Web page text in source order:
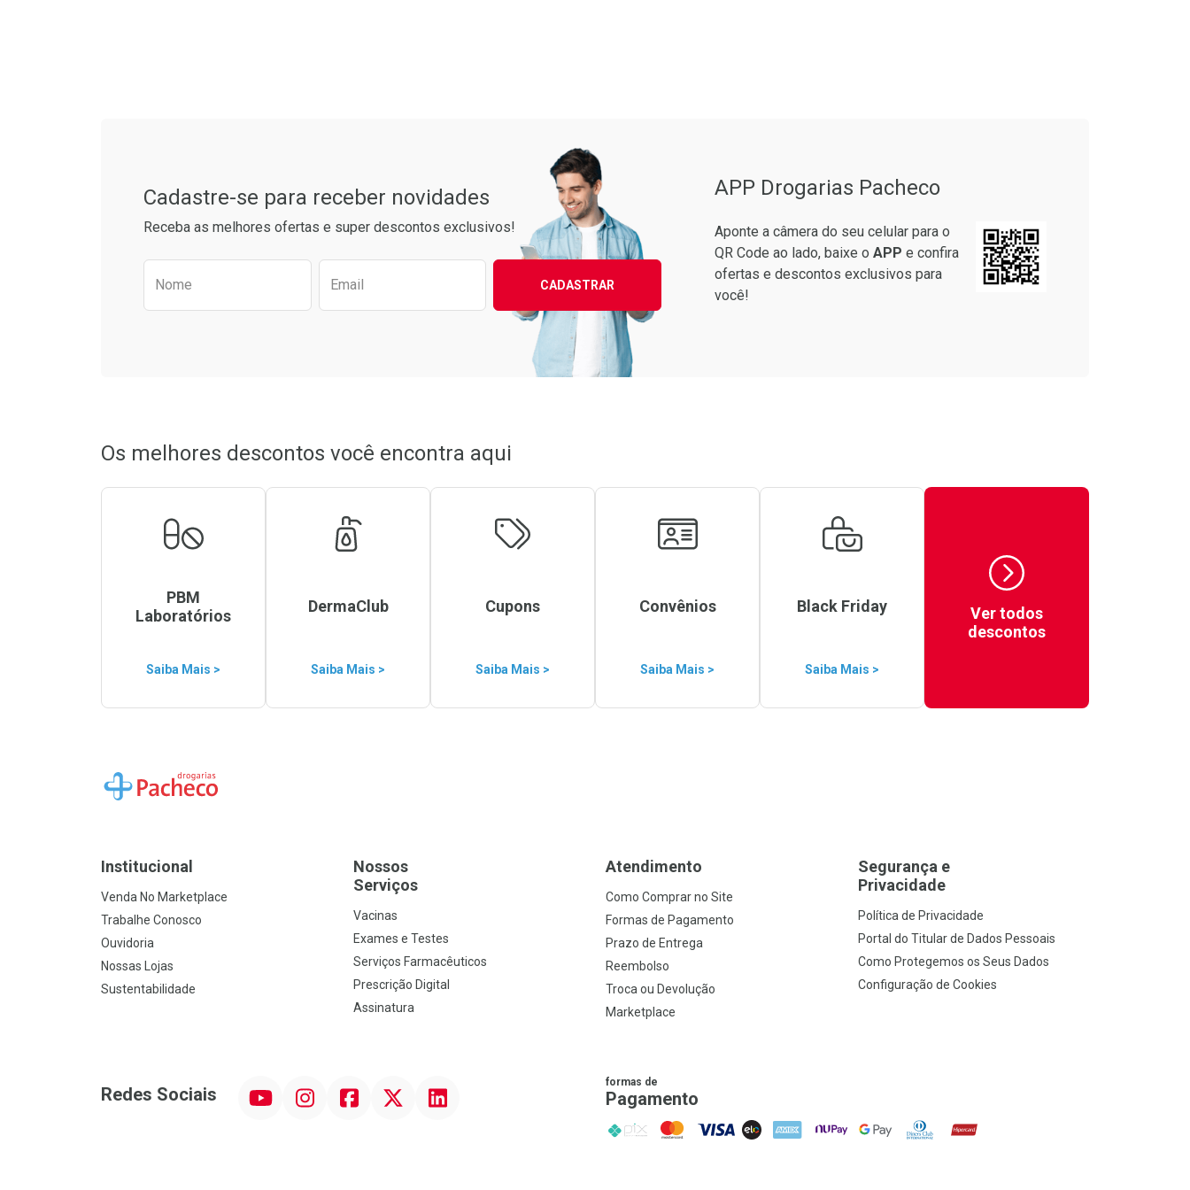
Ver Desconto Convênio
Cadastre-se para receber novidades
Receba as melhores ofertas e super descontos exclusivos!
Preencha o formulário abaixo para receber as melhores ofertas:
Nome Email CADASTRAR
APP Drogarias Pacheco
Aponte a câmera do seu celular para o
QR Code ao lado, baixe o APP e confira
ofertas e descontos exclusivos para
você!
Os melhores descontos você encontra aqui
PBM
Laboratórios
Saiba Mais >
DermaClub
Saiba Mais >
Cupons
Saiba Mais >
Convênios
Saiba Mais >
Black Friday
Saiba Mais >
Ver todos
descontos
Ir para a Home
Institucional
Venda No Marketplace
Trabalhe Conosco
Ouvidoria
Nossas Lojas
Sustentabilidade
Nossos
Serviços
Vacinas
Exames e Testes
Serviços Farmacêuticos
Prescrição Digital
Assinatura
Atendimento
Como Comprar no Site
Formas de Pagamento
Prazo de Entrega
Reembolso
Troca ou Devolução
Marketplace
Segurança e
Privacidade
Política de Privacidade
Portal do Titular de Dados Pessoais
Como Protegemos os Seus Dados
Configuração de Cookies
Redes Sociais InstagramFacebookTwitter Linkedin formas de
Pagamento
PIX MasterCard
VISA ELO AMEX NuPay Google PayDiners ClubHipercard